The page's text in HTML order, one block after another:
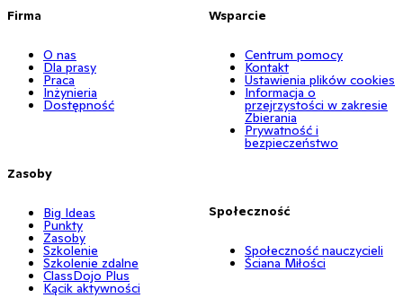
Firma
O nas
Dla prasy
Praca
Inżynieria
Dostępność
Zasoby
Big Ideas
Punkty
Zasoby
Szkolenie
Szkolenie zdalne
ClassDojo Plus
Kącik aktywności
Wsparcie
Centrum pomocy
Kontakt
Ustawienia plików cookies
Informacja o
przejrzystości w zakresie
Zbierania
Prywatność i
bezpieczeństwo
Społeczność
Społeczność nauczycieli
Ściana Miłości